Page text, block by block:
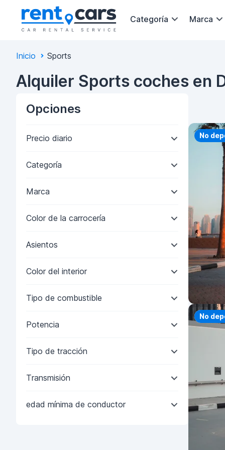
Categoría Marca
Inicio Sports
Alquiler Sports coches en
Opciones
Precio diario
Categoría
Marca
Color de la carrocería
Asientos
Color del interior
Tipo de combustible
Potencia
Tipo de tracción
Transmisión
edad mínima de conductor
No
No